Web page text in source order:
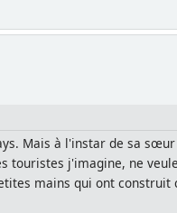
Mais à l'instar de sa
touristes j'imagine, ne
mains qui ont construit